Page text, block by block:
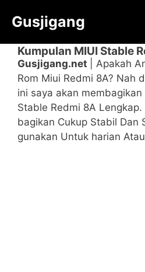
Gusjigang
Kumpulan MIUI Stable
Gusjigang.net
| Apakah
Rom Miui Redmi 8A? Nah
ini saya akan membagikan
Stable Redmi 8A Lengkap.
bagikan Cukup Stabil Dan
gunakan Untuk harian